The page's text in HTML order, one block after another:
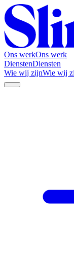
Ons werkOns werk
DienstenDiensten
Wie wij zijnWie wij